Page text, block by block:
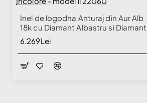
Inel de logodna Anturaj din Aur Alb
18k cu Diamant Albastru si Diamante
Incolore - model i122060
6.269Lei